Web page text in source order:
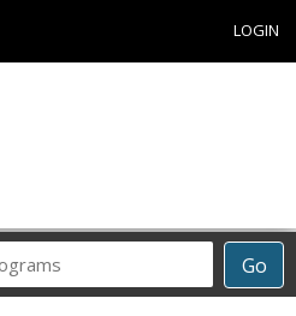
LOGIN
Go
Career